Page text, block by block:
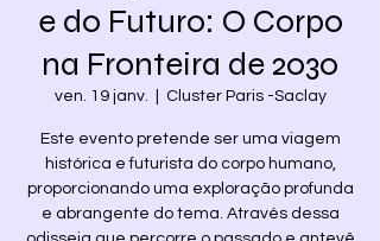
e do Futuro: O Corpo
na Fronteira de 2030
ven. 19 janv. Cluster Paris -Saclay
Este evento pretende ser uma viagem
histórica e futurista do corpo humano,
proporcionando uma exploração profunda
e abrangente do tema. Através dessa